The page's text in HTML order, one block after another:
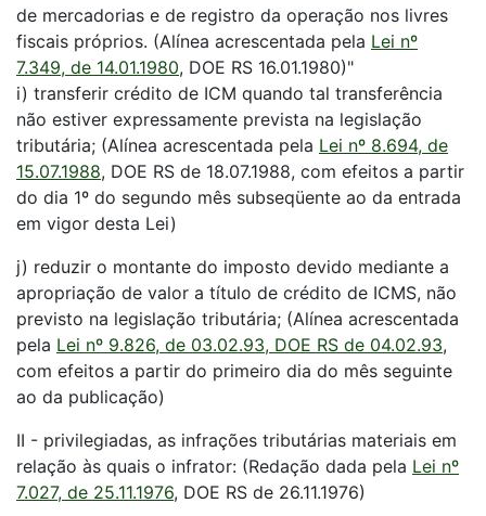
de mercadorias e de registro da operação nos livres
fiscais próprios. (Alínea acrescentada pela Lei nº
7.349, de 14.01.1980, DOE RS 16.01.1980)"
i) transferir crédito de ICM quando tal transferência
não estiver expressamente prevista na legislação
tributária; (Alínea acrescentada pela Lei nº 8.694, de
15.07.1988, DOE RS de 18.07.1988, com efeitos a partir
do dia 1º do segundo mês subseqüente ao da entrada
em vigor desta Lei)
j) reduzir o montante do imposto devido mediante a
apropriação de valor a título de crédito de ICMS, não
previsto na legislação tributária; (Alínea acrescentada
pela Lei nº 9.826, de 03.02.93, DOE RS de 04.02.93,
com efeitos a partir do primeiro dia do mês seguinte
ao da publicação)
II - privilegiadas, as infrações tributárias materiais em
relação às quais o infrator: (Redação dada pela Lei nº
7.027, de 25.11.1976, DOE RS de 26.11.1976)